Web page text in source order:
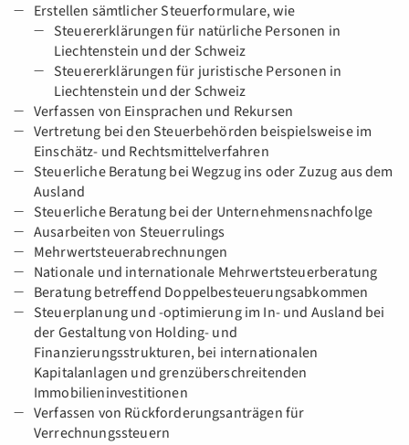
Erstellen sämtlicher Steuerformulare, wie
Steuererklärungen für natürliche Personen in
Liechtenstein und der Schweiz
Steuererklärungen für juristische Personen in
Liechtenstein und der Schweiz
Verfassen von Einsprachen und Rekursen
Vertretung bei den Steuerbehörden beispielsweise im
Einschätz- und Rechtsmittelverfahren
Steuerliche Beratung bei Wegzug ins oder Zuzug aus dem
Ausland
Steuerliche Beratung bei der Unternehmensnachfolge
Ausarbeiten von Steuerrulings
Mehrwertsteuerabrechnungen
Nationale und internationale Mehrwertsteuerberatung
Beratung betreffend Doppelbesteuerungsabkommen
Steuerplanung und -optimierung im In- und Ausland bei
der Gestaltung von Holding- und
Finanzierungsstrukturen, bei internationalen
Kapitalanlagen und grenzüberschreitenden
Immobilieninvestitionen
Verfassen von Rückforderungsanträgen für
Verrechnungssteuern